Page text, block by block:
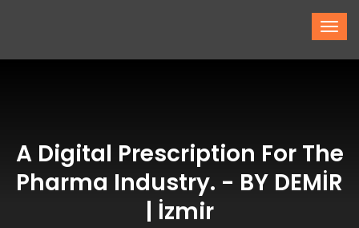
A Digital Prescription For The
Pharma Industry. - BY DEMİR
| İzmir